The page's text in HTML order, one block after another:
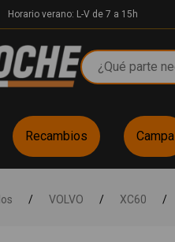
Horario verano: L-V de 7 a 15h
Recambios Campa
/ VOLVO / XC60 /